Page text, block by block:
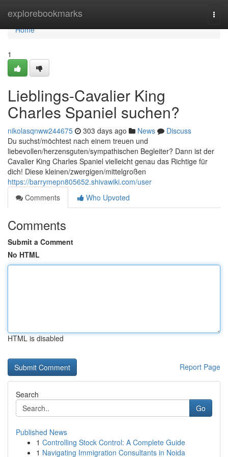
explorebookmarks
Home
Home
1
Lieblings-Cavalier King
Charles Spaniel suchen?
nikolasqnww244675 303 days ago News
Discuss
Du suchst/möchtest nach einem treuen und
liebevollen/herzensguten/sympathischen Begleiter? Dann ist der
Cavalier King Charles Spaniel vielleicht genau das Richtige für
dich! Diese kleinen/zwergigen/mittelgroßen
https://barrymepn805652.shivawiki.com/user
Comments
Who Upvoted
Comments
Submit a Comment
No HTML
HTML is disabled
Report Page
Search
Go
Published News
1 Controlling Stock Control: A Complete Guide
1 Navigating Immigration Consultants in Noida